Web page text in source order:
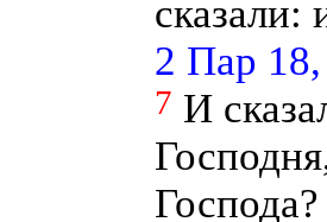
сказали:
2 Пар
7 И
Господа?